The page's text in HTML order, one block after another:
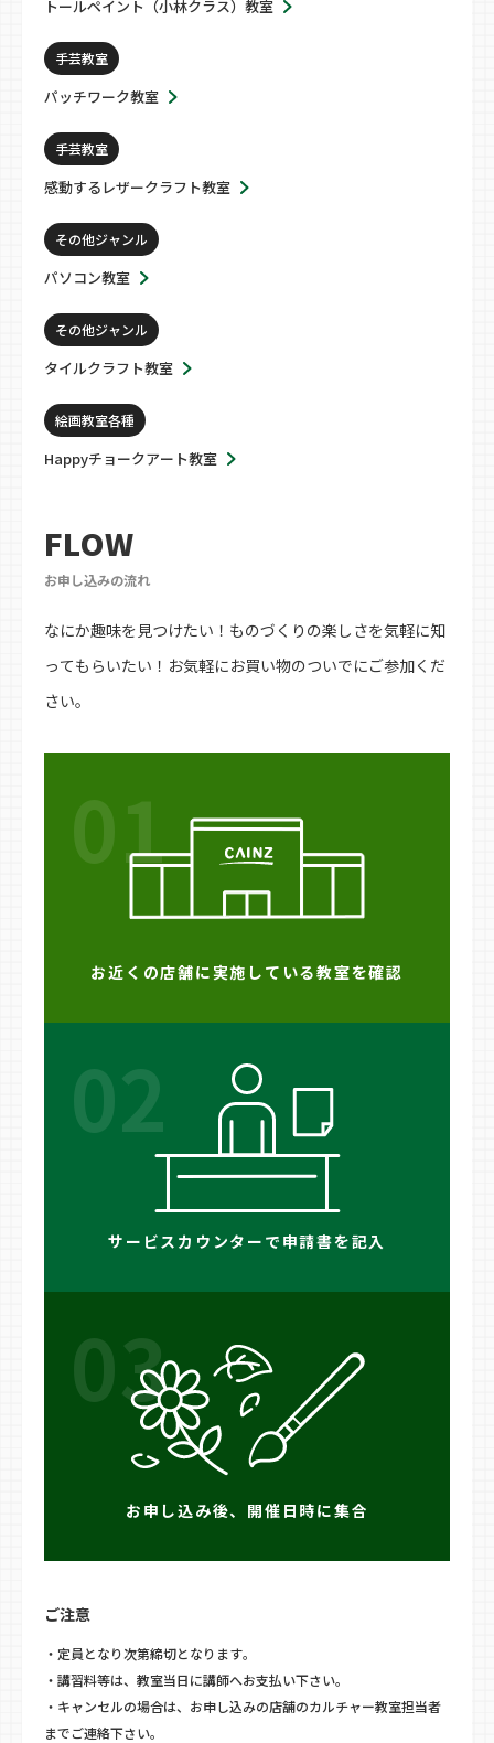
トールペイント（小林クラス）教室
手芸教室
パッチワーク教室
手芸教室
感動するレザークラフト教室
その他ジャンル
パソコン教室
その他ジャンル
タイルクラフト教室
絵画教室各種
Happyチョークアート教室
FLOW
お申し込みの流れ
なにか趣味を見つけたい！ものづくりの楽しさを気軽に知
ってもらいたい！お気軽にお買い物のついでにご参加くだ
さい。
01
お近くの店舗に実施している教室を確認
02
サービスカウンターで申請書を記入
03
お申し込み後、開催日時に集合
ご注意
・定員となり次第締切となります。
・講習料等は、教室当日に講師へお支払い下さい。
・キャンセルの場合は、お申し込みの店舗のカルチャー教室担当者
までご連絡下さい。